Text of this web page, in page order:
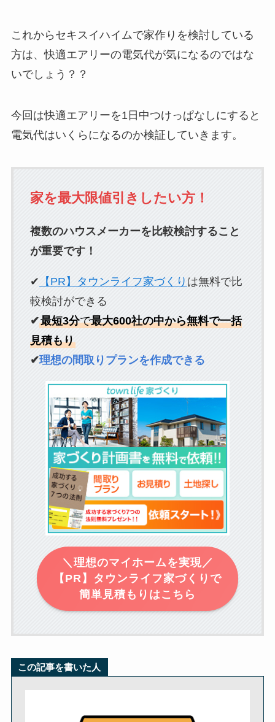
これからセキスイハイムで家作りを検討している
方は、快適エアリーの電気代が気になるのではな
いでしょう？？
今回は快適エアリーを1日中つけっぱなしにすると
電気代はいくらになるのか検証していきます。
家を最大限値引きしたい方！
複数のハウスメーカーを比較検討すること
が重要です！
✔ 【PR】タウンライフ家づくり は無料で比
較検討ができる
✔最短3分で最大600社の中から無料で一括
見積もり
✔理想の間取りプランを作成できる
＼理想のマイホームを実現／
【PR】タウンライフ家づくりで
簡単見積もりはこちら
この記事を書いた人